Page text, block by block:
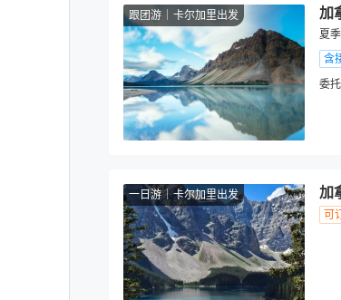
跟团游 卡尔加里出发 加
夏
含
委托
一日游 卡尔加里出发 加
可